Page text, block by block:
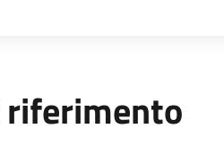
riferimento